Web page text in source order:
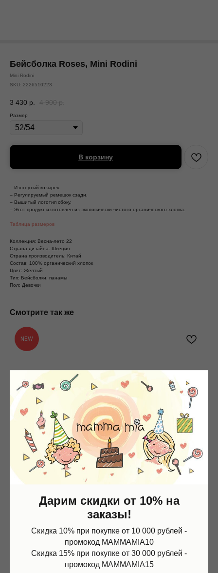
Бейсболка Roses, Mini Rodini
Mini Rodini
SKU: 2226510223
3 430 р. 4 900 р.
Размер
В корзину
– Изогнутый козырек.
– Регулируемый ремешок сзади.
– Вышитый логотип сбоку.
– Этот продукт изготовлен из экологически чистого органического хлопка.
Таблица размеров
Коллекция: Весна-лето 22
Страна дизайна: Швеция
Страна производитель: Китай
Состав: 100% органический хлопок
Цвет: Жёлтый
Тип: Бейсболки, панамы
Пол: Девочки
Смотрите так же
NEW
Дарим скидки от 10% на
заказы!
Скидка 10% при покупке от 10 000 рублей -
промокод MAMMAMIA10
Скидка 15% при покупке от 30 000 рублей -
промокод MAMMAMIA15